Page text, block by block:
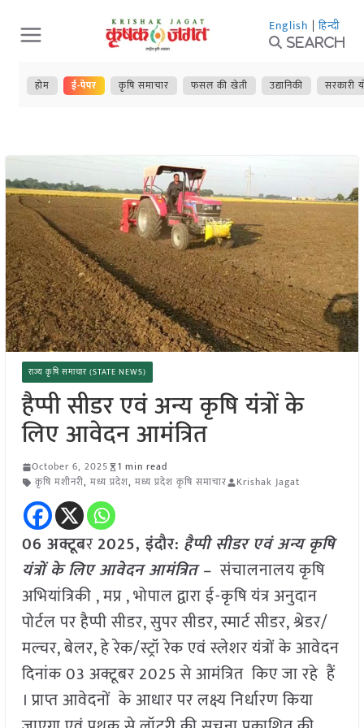
Skip
to
content
English | हिन्दी
Search
होम ई-पेपर कृषि समाचार फसल की खेती उद्यानिकी सरकारी
राज्य कृषि समाचार (STATE NEWS)
हैप्पी सीडर एवं अन्य कृषि यंत्रों के
लिए आवेदन आमंत्रित
October 6, 2025
1 min read
कृषि मशीनरी, मध्य प्रदेश, मध्य प्रदेश कृषि समाचार Krishak Jagat
06 अक्टूबर2025,इंदौर: हैप्पी सीडर एवं अन्य कृषि
यंत्रों के लिए आवेदन आमंत्रित – संचालनालय कृषि
अभियांत्रिकी , मप्र , भोपाल द्वारा ई-कृषि यंत्र अनुदान
पोर्टल पर हैप्पी सीडर, सुपर सीडर, स्मार्ट सीडर, श्रेडर/
मल्चर, बेलर, हे रेक/स्ट्रॉ रेक एवं स्लेशर यंत्रों के आवेदन
दिनांक 03 अक्टूबर 2025 से आमंत्रित किए जा रहे हैं
। प्राप्त आवेदनों के आधार पर लक्ष्य निर्धारण किया